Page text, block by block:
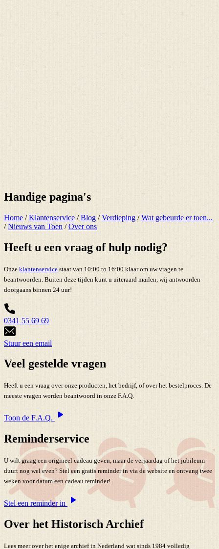
Handige pagina's
Home /Klantenservice /Blog /Verdieping /Wat gebeurde er toen...
/Nieuws van Toen /Over ons
Heeft u een vraag of hulp nodig?
Onze klantenservice staat van 10:00 to 16:00 klaar om uw vragen te
beantwoorden. Buiten deze tijden kunt u uiteraard mailen, wij antwoorden
doorgaans binnen 24 uur!
0341 55 69 69
Stuur een email
Veel gestelde vragen
Heeft u een vraag over onze producten, het bedrijf, of over het bestelproces. De
meeste vragen worden beantwoord in onze F.A.Q.
Toon de F.A.Q.
Reminderservice
U wilt graag een origineel cadeau geven, maar de verjaardag of het jubileum
duurt nog wel even? Stel een gratis reminder in via de website en ontvang twee
weken voor datum een cadeau reminder!
Stel een reminder in
Over het Historisch Archief
Lees meer over het enige archief in Nederland wat sinds 1984 volledig